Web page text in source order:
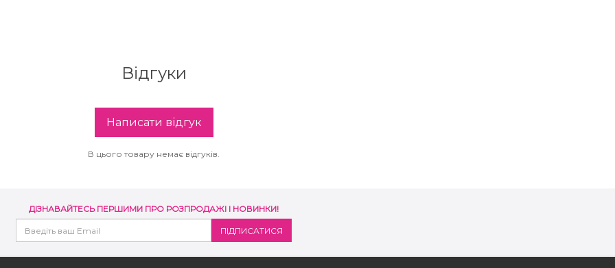
Відгуки
Написати відгук
В цього товару немає відгуків.
ДІЗНАВАЙТЕСЬ ПЕРШИМИ ПРО РОЗПРОДАЖІ І НОВИНКИ!